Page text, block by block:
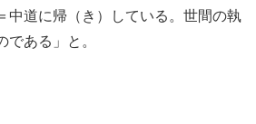
中道に帰（き）している。世間の執
ある」と。